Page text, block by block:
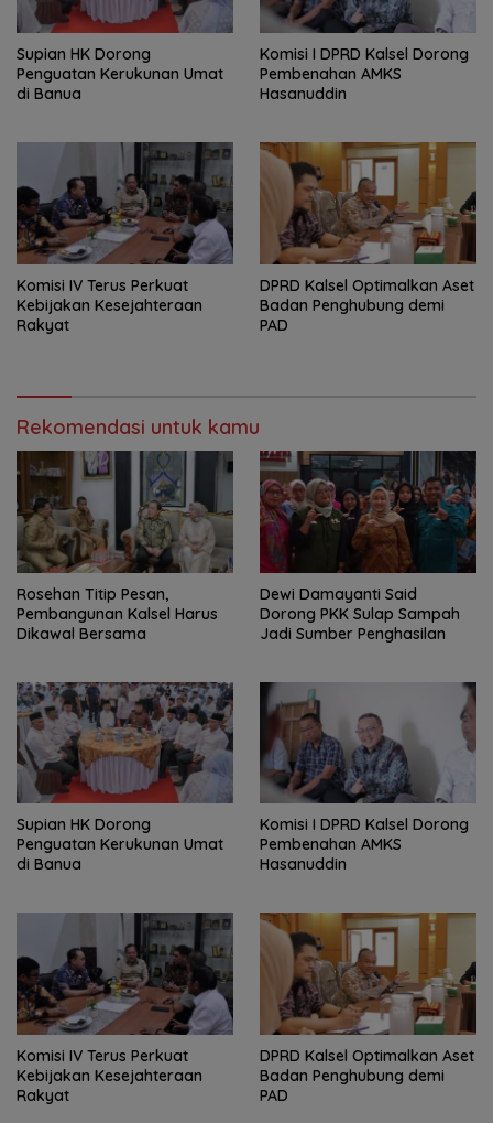
Supian HK Dorong
Penguatan Kerukunan Umat
di Banua
Komisi I DPRD Kalsel Dorong
Pembenahan AMKS
Hasanuddin
Komisi IV Terus Perkuat
Kebijakan Kesejahteraan
Rakyat
‎DPRD Kalsel Optimalkan Aset
Badan Penghubung demi
PAD
Rekomendasi untuk kamu
Rosehan Titip Pesan,
Pembangunan Kalsel Harus
Dikawal Bersama
Dewi Damayanti Said
Dorong PKK Sulap Sampah
Jadi Sumber Penghasilan
Supian HK Dorong
Penguatan Kerukunan Umat
di Banua
Komisi I DPRD Kalsel Dorong
Pembenahan AMKS
Hasanuddin
Komisi IV Terus Perkuat
Kebijakan Kesejahteraan
Rakyat
‎DPRD Kalsel Optimalkan Aset
Badan Penghubung demi
PAD